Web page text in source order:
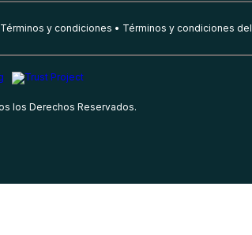
Términos y condiciones Términos y condiciones
los Derechos Reservados.